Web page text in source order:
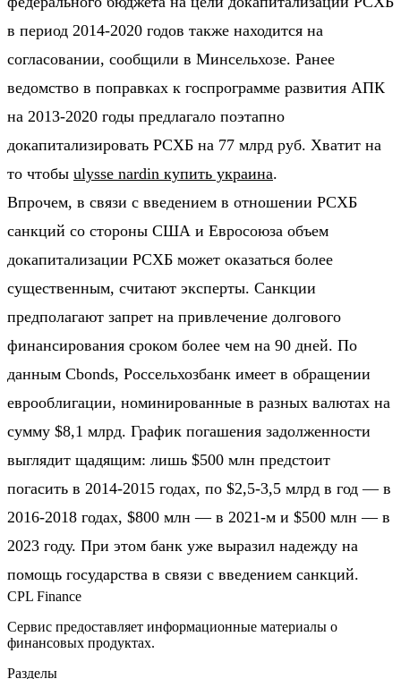
в период 2014-2020 годов также находится на
согласовании, сообщили в Минсельхозе. Ранее
ведомство в поправках к госпрограмме развития АПК
на 2013-2020 годы предлагало поэтапно
докапитализировать РСХБ на 77 млрд руб. Хватит на
то чтобы ulysse nardin купить украина.
Впрочем, в связи с введением в отношении РСХБ
санкций со стороны США и Евросоюза объем
докапитализации РСХБ может оказаться более
существенным, считают эксперты. Санкции
предполагают запрет на привлечение долгового
финансирования сроком более чем на 90 дней. По
данным Cbonds, Россельхозбанк имеет в обращении
еврооблигации, номинированные в разных валютах на
сумму $8,1 млрд. График погашения задолженности
выглядит щадящим: лишь $500 млн предстоит
погасить в 2014-2015 годах, по $2,5-3,5 млрд в год — в
2016-2018 годах, $800 млн — в 2021-м и $500 млн — в
2023 году. При этом банк уже выразил надежду на
помощь государства в связи с введением санкций.
CPL Finance
Сервис предоставляет информационные материалы о
финансовых продуктах.
Разделы